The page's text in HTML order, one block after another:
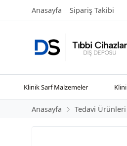
Anasayfa Sipariş Takibi
Klinik Sarf Malzemeler
Anasayfa Tedavi Ürünleri